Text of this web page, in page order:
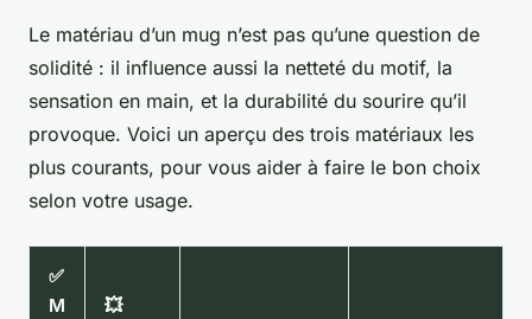
Le matériau d’un mug n’est pas qu’une question de
solidité : il influence aussi la netteté du motif, la
sensation en main, et la durabilité du sourire qu’il
provoque. Voici un aperçu des trois matériaux les
plus courants, pour vous aider à faire le bon choix
selon votre usage.
✅
M
💥